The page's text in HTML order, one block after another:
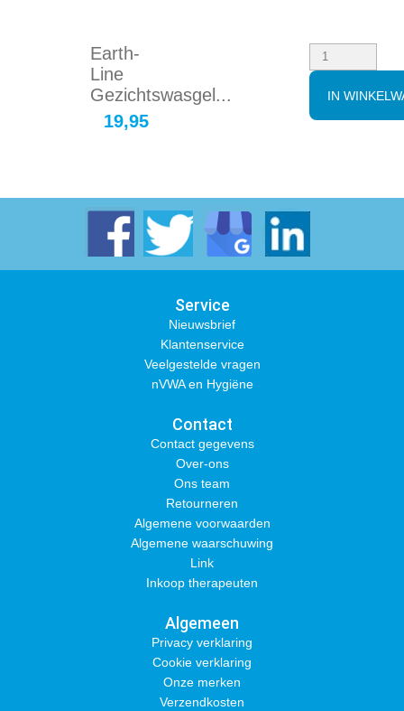
Earth-
Line
Gezichtswasgel...
19,95
IN
Service
Nieuwsbrief
Klantenservice
Veelgestelde vragen
nVWA en Hygiëne
Contact
Contact gegevens
Over-ons
Ons team
Retourneren
Algemene voorwaarden
Algemene waarschuwing
Link
Inkoop therapeuten
Algemeen
Privacy verklaring
Cookie verklaring
Onze merken
Verzendkosten